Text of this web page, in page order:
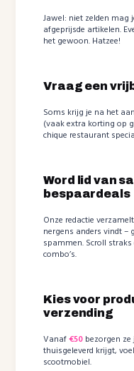
Jawel: niet zelden mag
afgeprijsde artikelen.
het gewoon. Hatzee!
Vraag een
Soms krijg je na het
(vaak extra korting op
chique restaurant
Word lid van
bespaardeals
Onze redactie
nergens anders vindt
spammen. Scroll
combo’s.
Kies voor
verzending
Vanaf€50 bezorgen
thuisgeleverd krijgt,
scootmobiel.